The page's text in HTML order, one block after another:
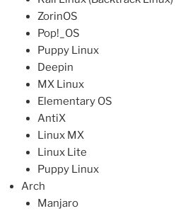
ZorinOS
Pop!_OS
Puppy Linux
Deepin
MX Linux
Elementary OS
AntiX
Linux MX
Linux Lite
Puppy Linux
Arch
Manjaro